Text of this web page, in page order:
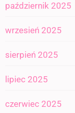
październik 2025
wrzesień 2025
sierpień 2025
lipiec 2025
czerwiec 2025